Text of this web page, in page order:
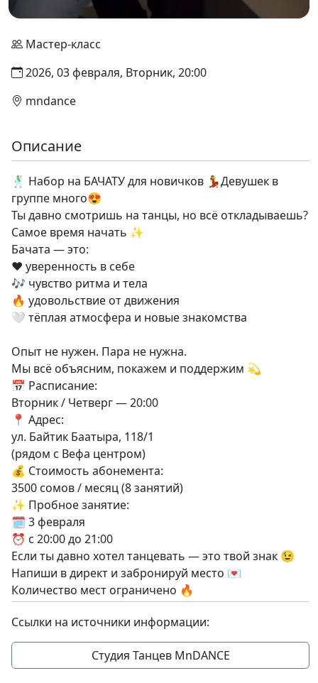
Мастер-класс
2026, 03 февраля, Вторник, 20:00
mndance
Описание
🕺🏼 Набор на БАЧАТУ для новичков 💃Девушек в
группе много😍
Ты давно смотришь на танцы, но всё откладываешь?
Самое время начать ✨
Бачата — это:
❤️ уверенность в себе
🎶 чувство ритма и тела
🔥 удовольствие от движения
🤍 тёплая атмосфера и новые знакомства
Опыт не нужен. Пара не нужна.
Мы всё объясним, покажем и поддержим 💫
📅 Расписание:
Вторник / Четверг — 20:00
📍 Адрес:
ул. Байтик Баатыра, 118/1
(рядом с Вефа центром)
💰 Стоимость абонемента:
3500 сомов / месяц (8 занятий)
✨ Пробное занятие:
🗓 3 февраля
⏰ с 20:00 до 21:00
Если ты давно хотел танцевать — это твой знак 😉
Напиши в директ и забронируй место 💌
Количество мест ограничено 🔥
Ссылки на источники информации:
Студия Танцев MnDANCE